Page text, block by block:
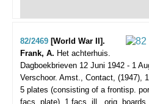
82/2469 [World War II].
Frank, A. Het achterhuis.
Dagboekbrieven 12 Juni 1942 - 1
Verschoor. Amst., Contact, (1947),
5 plates (consisting of a frontisp.
facs. plate), 1 facs. ill., orig. boards.